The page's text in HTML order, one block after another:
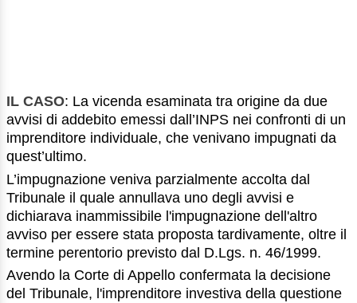
IL CASO: La vicenda esaminata tra origine da due
avvisi di addebito emessi dall’INPS nei confronti di un
imprenditore individuale, che venivano impugnati da
quest’ultimo.
L’impugnazione veniva parzialmente accolta dal
Tribunale il quale annullava uno degli avvisi e
dichiarava inammissibile l'impugnazione dell'altro
avviso per essere stata proposta tardivamente, oltre il
termine perentorio previsto dal D.Lgs. n. 46/1999.
Avendo la Corte di Appello confermata la decisione
del Tribunale, l'imprenditore investiva della questione